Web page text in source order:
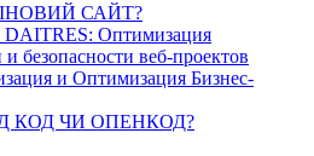
САЙТ?
DAITRES: Оптимизация
безопасности веб-проектов
и Оптимизация Бизнес-
КОД ЧИ ОПЕНКОД?